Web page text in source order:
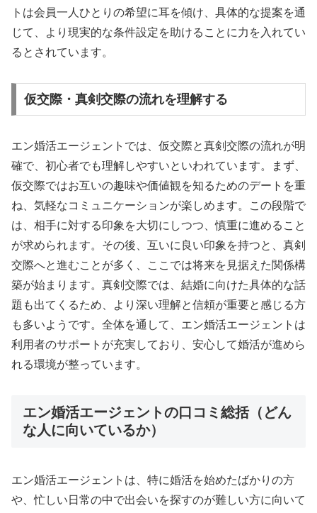
トは会員一人ひとりの希望に耳を傾け、具体的な提案を通
じて、より現実的な条件設定を助けることに力を入れてい
るとされています。
仮交際・真剣交際の流れを理解する
エン婚活エージェントでは、仮交際と真剣交際の流れが明
確で、初心者でも理解しやすいといわれています。まず、
仮交際ではお互いの趣味や価値観を知るためのデートを重
ね、気軽なコミュニケーションが楽しめます。この段階で
は、相手に対する印象を大切にしつつ、慎重に進めること
が求められます。その後、互いに良い印象を持つと、真剣
交際へと進むことが多く、ここでは将来を見据えた関係構
築が始まります。真剣交際では、結婚に向けた具体的な話
題も出てくるため、より深い理解と信頼が重要と感じる方
も多いようです。全体を通して、エン婚活エージェントは
利用者のサポートが充実しており、安心して婚活が進めら
れる環境が整っています。
エン婚活エージェントの口コミ総括（どん
な人に向いているか）
エン婚活エージェントは、特に婚活を始めたばかりの方
や、忙しい日常の中で出会いを探すのが難しい方に向いて